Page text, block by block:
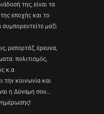
της, είναι τα
εποχής και το
μαζί
ρεπορτάζ, έρευνα,
πολιτισμός,
κ.α
την κοινωνία και
η Δύναμη σου…